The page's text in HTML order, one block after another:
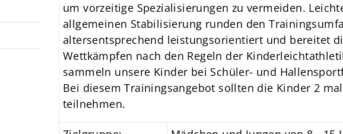
um vorzeitige Spezialisierungen zu vermeiden.
allgemeinen Stabilisierung runden den
altersentsprechend leistungsorientiert und bereitet
Wettkämpfen nach den Regeln der
sammeln unsere Kinder bei Schüler- und
Bei diesem Trainingsangebot sollten die Kinder 2
teilnehmen.